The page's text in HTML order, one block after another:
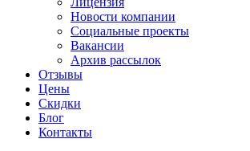
Новости компании
Социальные проекты
Вакансии
Архив рассылок
Отзывы
Цены
Скидки
Блог
Контакты